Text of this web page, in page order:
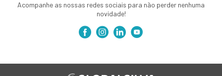
Acompanhe as nossas redes sociais para não perder nenhuma
novidade!